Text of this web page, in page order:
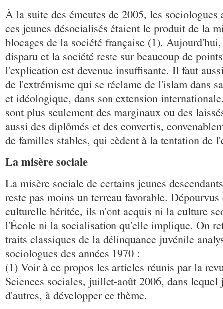
À la suite des émeutes de 2005, les sociologues
ces jeunes désocialisés étaient le produit de la
blocages de la société française (1).
disparu et la société reste sur beaucoup de
l'explication est devenue insuffisante. Il faut
de l'extrémisme qui se réclame de l'islam dans
et idéologique, dans son extension
sont plus seulement des marginaux ou des
aussi des diplômés et des convertis,
de familles stables, qui cèdent à la tentation de
La misère sociale
La misère sociale de certains jeunes
reste pas moins un terreau favorable.
culturelle héritée, ils n'ont acquis ni la culture
l'École ni la socialisation qu'elle implique. On
traits classiques de la délinquance juvénile
sociologues des années 1970 :
(1) Voir à ce propos les articles réunis par la
Sciences sociales, juillet-août 2006, dans lequel
d'autres, à développer ce thème.